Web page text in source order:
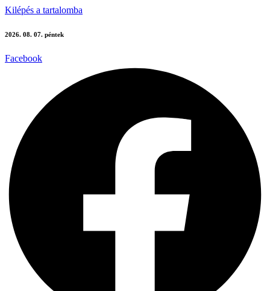
Kilépés a tartalomba
2026. 08. 07. péntek
Facebook